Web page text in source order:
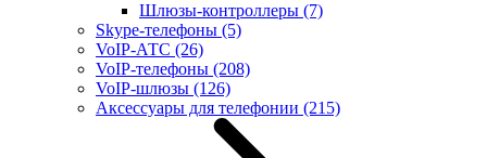
Шлюзы-контроллеры (7)
Skype-телефоны (5)
VoIP-АТС (26)
VoIP-телефоны (208)
VoIP-шлюзы (126)
Аксессуары для телефонии (215)